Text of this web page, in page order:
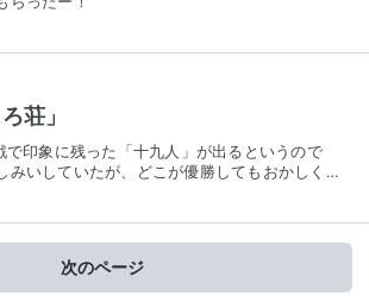
荘」
印象に残った「十九人」が出るというので
みいしていたが、どこが優勝してもおかしく…
次のページ